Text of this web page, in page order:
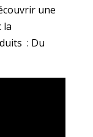
une
la
: Du